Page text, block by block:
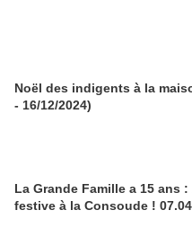
Noël des indigents à la
- 16/12/2024)
La Grande Famille a 15 ans :
festive à la Consoude !